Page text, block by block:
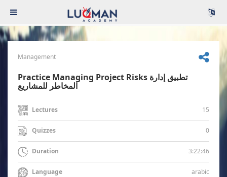
Management
Practice Managing Project Risks تطبيق إدارة
المخاطر للمشاريع
Lectures 15
Quizzes 0
Duration 3:22:46
Language arabic